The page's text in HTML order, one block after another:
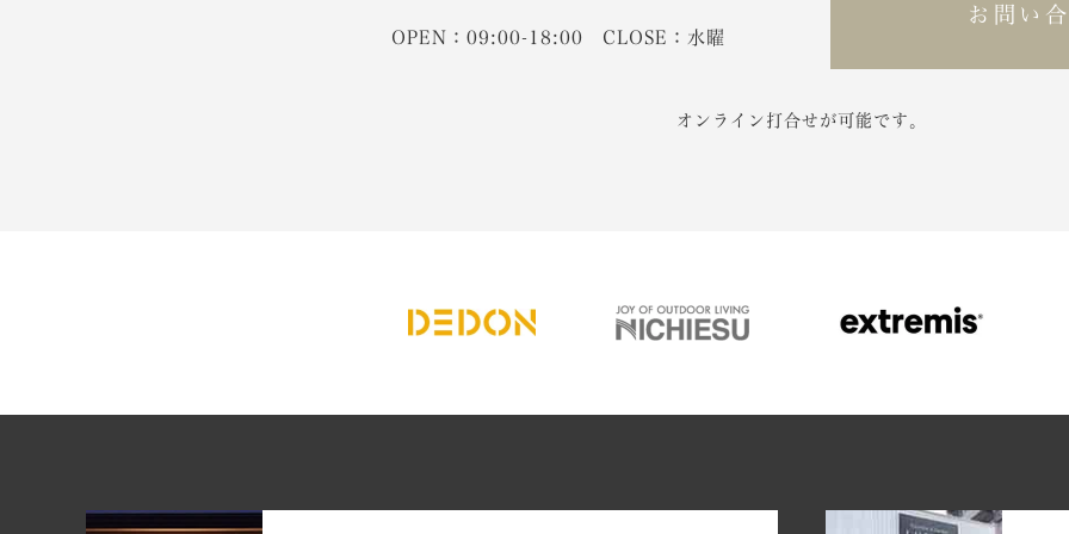
OPEN：09:00-18:00 CLOSE：水曜
お問い
オンライン打合せが可能です。